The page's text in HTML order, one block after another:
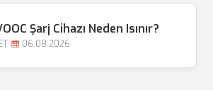
Şarj Cihazı Neden Isınır?
06.08.2026